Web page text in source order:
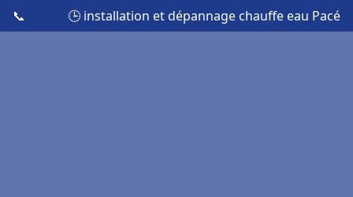
📞 🕒 installation et dépannage chauffe eau Pacé